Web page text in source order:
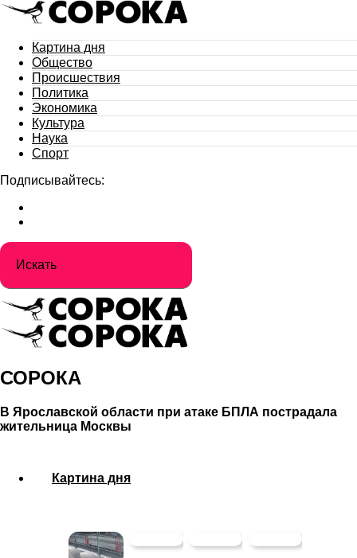
Картина дня
Общество
Происшествия
Политика
Экономика
Культура
Наука
Спорт
Подписывайтесь:
СОРОКА
В Ярославской области при атаке БПЛА пострадала
жительница Москвы
Картина дня